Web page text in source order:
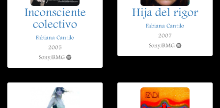
Inconsciente
colectivo
Fabiana Cantilo
2005
Sony/BMG
Hija del rigor
Fabiana Cantilo
2007
Sony/BMG